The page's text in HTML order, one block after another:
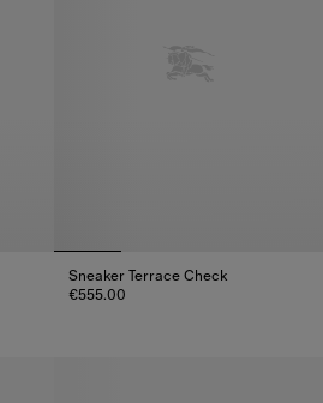
Sneaker Terrace Check
€555.00